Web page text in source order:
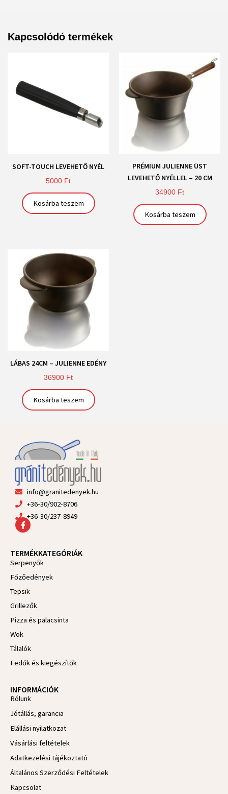
Kapcsolódó termékek
SOFT-TOUCH LEVEHETŐ NYÉL
5000 Ft
Kosárba teszem
PRÉMIUM JULIENNE ÜST
LEVEHETŐ NYÉLLEL – 20 CM
34900 Ft
Kosárba teszem
LÁBAS 24CM – JULIENNE EDÉNY
36900 Ft
Kosárba teszem
info@granitedenyek.hu
+36-30/902-8706
+36-30/237-8949
F
a
e
b
o
o
k
-
f
TERMÉKKATEGÓRIÁK
Serpenyők
Főzőedények
Tepsik
Grillezők
Pizza és palacsinta
Wok
Tálalók
Fedők és kiegészítők
INFORMÁCIÓK
Rólunk
Jótállás, garancia
Elállási nyilatkozat
Vásárlási feltételek
Adatkezelési tájékoztató
Általános Szerződési Feltételek
Kapcsolat